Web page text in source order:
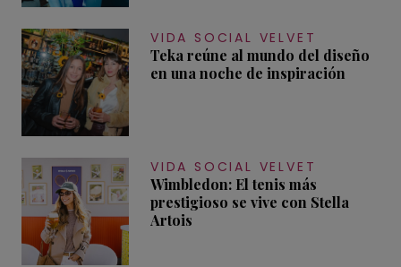
VIDA SOCIAL VELVET
Teka reúne al mundo del diseño
en una noche de inspiración
VIDA SOCIAL VELVET
Wimbledon: El tenis más
prestigioso se vive con Stella
Artois